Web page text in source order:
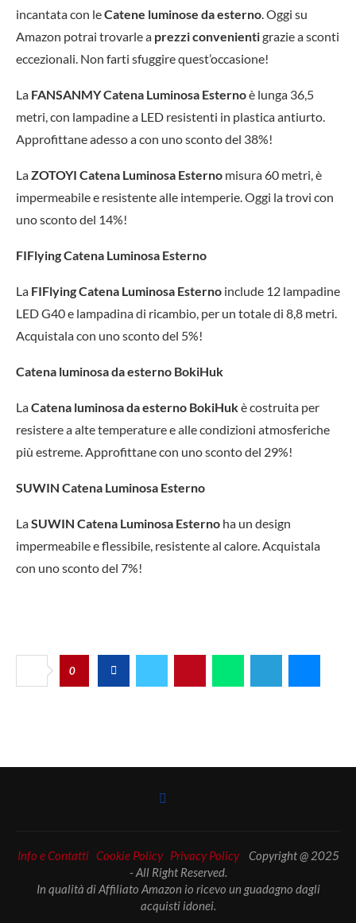
incantata con leCatene luminose da esterno. Oggi su
Amazon potrai trovarle a prezzi convenientigrazie a sconti
eccezionali. Non farti sfuggire quest’occasione!
La FANSANMY Catena Luminosa Esternoè lunga 36,5
metri, con lampadine a LED resistenti in plastica antiurto.
Approfittane adesso a con uno sconto del 38%!
LaZOTOYI Catena Luminosa Esterno misura 60 metri, è
impermeabile e resistente alle intemperie. Oggi la trovi con
uno sconto del 14%!
FIFlying Catena Luminosa Esterno
La FIFlying Catena Luminosa Esterno include 12 lampadine
LED G40 e lampadina di ricambio, per un totale di 8,8 metri.
Acquistala con uno sconto del 5%!
Catena luminosa da esterno BokiHuk
LaCatena luminosa da esterno BokiHukè costruita per
resistere a alte temperature e alle condizioni atmosferiche
più estreme. Approfittane con uno sconto del 29%!
SUWIN Catena Luminosa Esterno
LaSUWIN Catena Luminosa Esterno ha un design
impermeabile e flessibile, resistente al calore. Acquistala
con uno sconto del 7%!
0
Info e Contatti Cookie Policy Privacy PolicyCopyright @ 2025
- All Right Reserved.
In qualità di Affiliato Amazon io ricevo un guadagno dagli
acquisti idonei.